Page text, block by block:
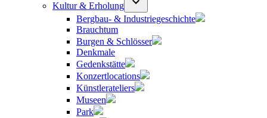
Kultur & Erholung
Bergbau- & Industriegeschichte
Brauchtum
Burgen & Schlösser
Denkmale
Gedenkstätte
Konzertlocations
Künstlerateliers
Museen
Park